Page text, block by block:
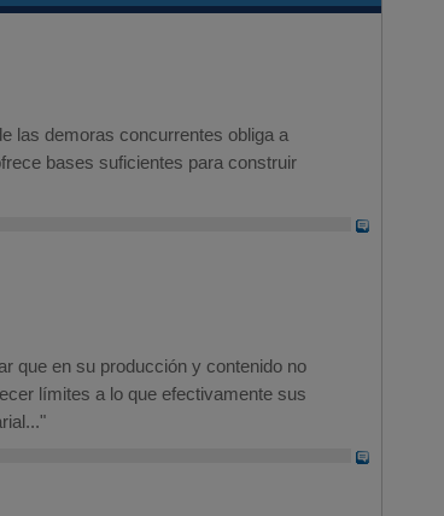
las demoras concurrentes obliga a
bases suficientes para construir
que en su producción y contenido no
límites a lo que efectivamente sus